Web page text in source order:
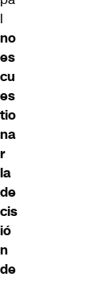
l
no
es
cu
es
tio
na
r
la
de
cis
ió
n
de